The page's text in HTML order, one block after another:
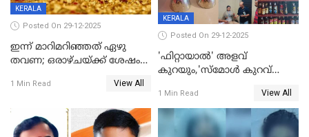
KERALA
Posted On 29-12-2025
ഇന്ന് മാറിമറിഞ്ഞത് ഏഴു
തവണ; ഒരാഴ്ചയ്ക്ക് ശേഷം
1 Min Read View All
KERALA
Posted On 29-12-2025
'ഫിറ്റായാൽ' അളവ്
കുറയും,'സ്‌മോൾ കുറവ്
പിഴ
1 Min Read View All